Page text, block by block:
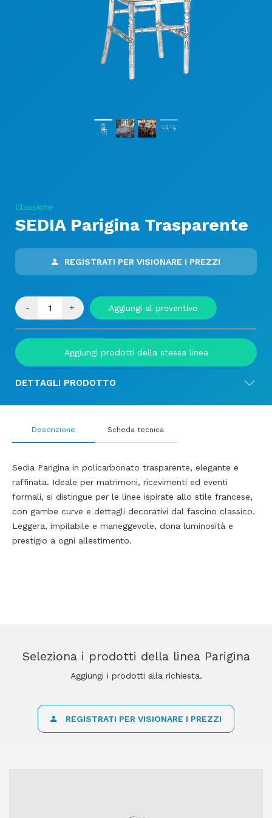
Classiche
SEDIA Parigina Trasparente
REGISTRATI PER VISIONARE I PREZZI
- + Aggiungi al preventivo
Aggiungi prodotti della stessa linea
DETTAGLI PRODOTTO
Descrizione
Sedia Parigina in policarbonato trasparente, elegante e
raffinata. Ideale per matrimoni, ricevimenti ed eventi
formali, si distingue per le linee ispirate allo stile francese,
con gambe curve e dettagli decorativi dal fascino classico.
Leggera, impilabile e maneggevole, dona luminosità e
prestigio a ogni allestimento.
Scheda tecnica
Seleziona i prodotti della linea Parigina
Aggiungi i prodotti alla richiesta.
REGISTRATI PER VISIONARE I PREZZI